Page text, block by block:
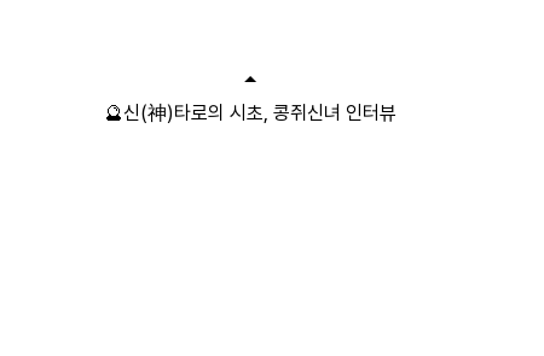
🔮신(神)타로의 시초, 콩쥐신녀 인터뷰